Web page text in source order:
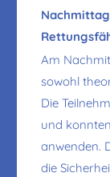
Am
sowohl
Die
und
anwenden.
die